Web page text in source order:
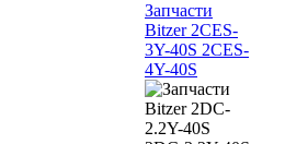
Запчасти
Bitzer 2CES-
3Y-40S 2CES-
4Y-40S